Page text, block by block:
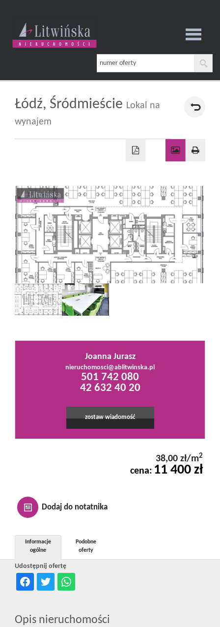
Strona
główna
Oferta
Mieszkania
Domy
Kontakt
Łódź, Śródmieście Lokal na
wynajem
Joanna Jurasz
nieruchomosci@ablitwinska.pl
501 742 080
42 632 40 20
zostaw wiadomość
38,00 zł/m2
cena: 11 400 zł
Dodaj do notatnika
Udostępnij ofertę
Informacje
ogólne
Podobne
oferty
Opis nieruchomości